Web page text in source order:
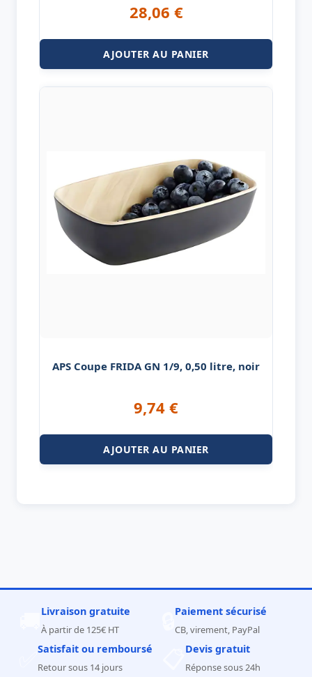
28,06 €
AJOUTER AU PANIER
APS Coupe FRIDA GN 1/9, 0,50 litre, noir
9,74 €
AJOUTER AU PANIER
Livraison gratuite
À partir de 125€ HT
Paiement sécurisé
CB, virement, PayPal
Satisfait ou remboursé
Retour sous 14 jours
Devis gratuit
Réponse sous 24h